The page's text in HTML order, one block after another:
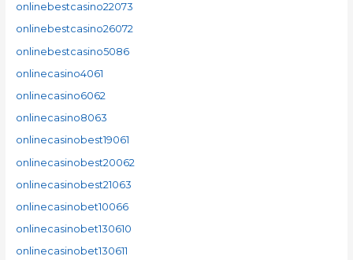
onlinebestcasino22073
onlinebestcasino26072
onlinebestcasino5086
onlinecasino4061
onlinecasino6062
onlinecasino8063
onlinecasinobest19061
onlinecasinobest20062
onlinecasinobest21063
onlinecasinobet10066
onlinecasinobet130610
onlinecasinobet130611